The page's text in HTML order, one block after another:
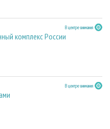
В центре внимания
комплекс России
В центре внимания